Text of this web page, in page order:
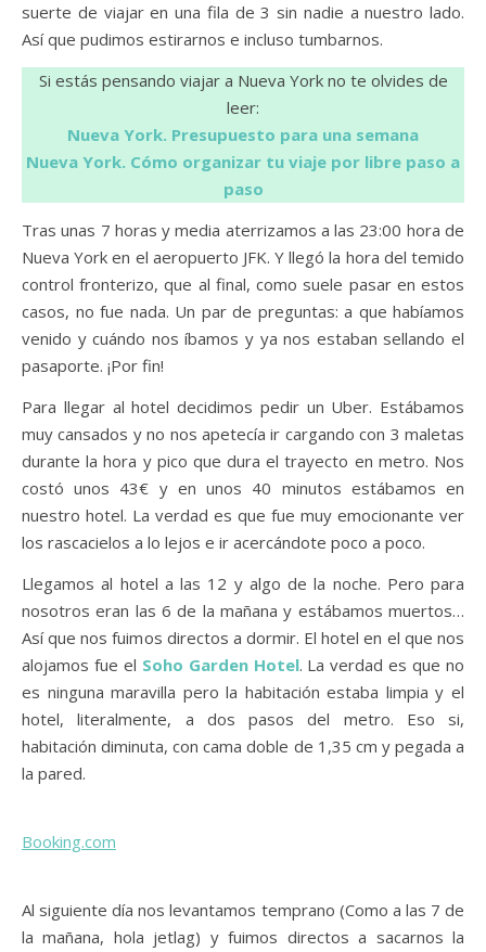
suerte de viajar en una fila de 3 sin nadie a nuestro lado.
Así que pudimos estirarnos e incluso tumbarnos.
Si estás pensando viajar a Nueva York no te olvides de
leer:
Nueva York. Presupuesto para una semana
Nueva York. Cómo organizar tu viaje por libre paso a
paso
Tras unas 7 horas y media aterrizamos a las 23:00 hora de
Nueva York en el aeropuerto JFK. Y llegó la hora del temido
control fronterizo, que al final, como suele pasar en estos
casos, no fue nada. Un par de preguntas: a que habíamos
venido y cuándo nos íbamos y ya nos estaban sellando el
pasaporte. ¡Por fin!
Para llegar al hotel decidimos pedir un Uber. Estábamos
muy cansados y no nos apetecía ir cargando con 3 maletas
durante la hora y pico que dura el trayecto en metro. Nos
costó unos 43€ y en unos 40 minutos estábamos en
nuestro hotel. La verdad es que fue muy emocionante ver
los rascacielos a lo lejos e ir acercándote poco a poco.
Llegamos al hotel a las 12 y algo de la noche. Pero para
nosotros eran las 6 de la mañana y estábamos muertos…
Así que nos fuimos directos a dormir. El hotel en el que nos
alojamos fue el Soho Garden Hotel. La verdad es que no
es ninguna maravilla pero la habitación estaba limpia y el
hotel, literalmente, a dos pasos del metro. Eso si,
habitación diminuta, con cama doble de 1,35 cm y pegada a
la pared.
Booking.com
Al siguiente día nos levantamos temprano (Como a las 7 de
la mañana, hola jetlag) y fuimos directos a sacarnos la